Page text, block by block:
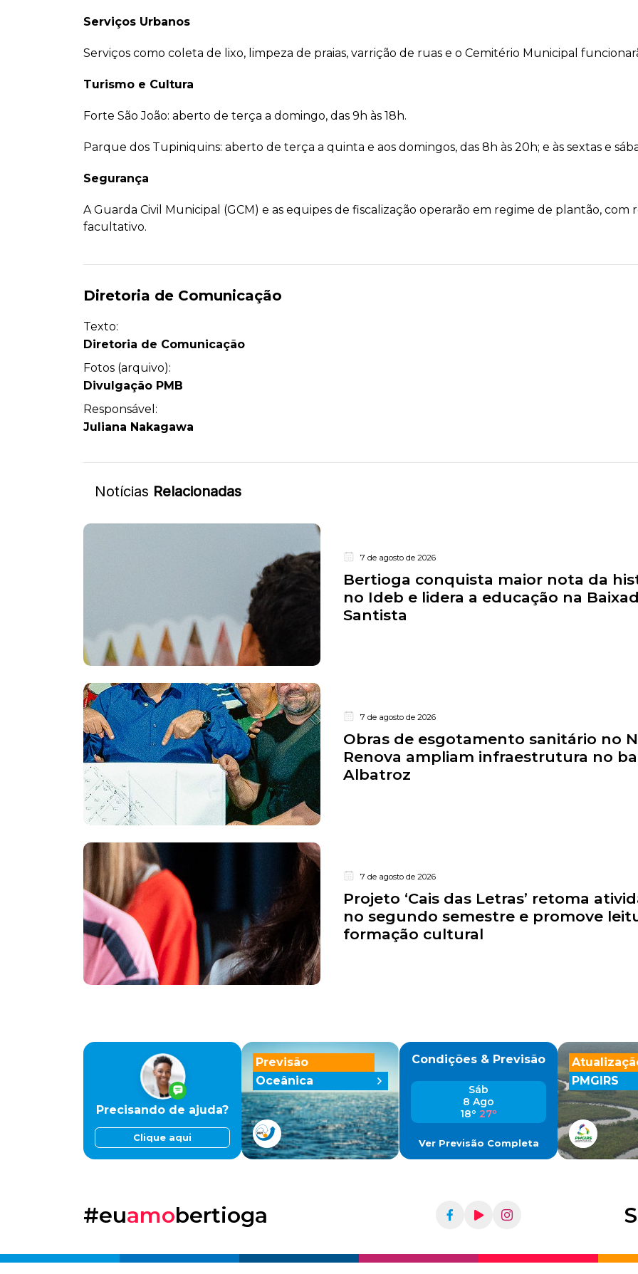
Serviços Urbanos
Serviços como coleta de lixo, limpeza de praias, varrição de ruas e o Cemitério Municipal
Turismo e Cultura
Forte São João: aberto de terça a domingo, das 9h às 18h.
Parque dos Tupiniquins: aberto de terça a quinta e aos domingos, das 8h às 20h; e às sextas e
Segurança
A Guarda Civil Municipal (GCM) e as equipes de fiscalização operarão em regime de plantão,
facultativo.
Diretoria de Comunicação
Texto:
Diretoria de Comunicação
Fotos (arquivo):
Divulgação PMB
Responsável:
Juliana Nakagawa
Notícias Relacionadas
7 de agosto de 2026
Bertioga conquista maior nota da
no Ideb e lidera a educação na
Santista
7 de agosto de 2026
Obras de esgotamento sanitário no
Renova ampliam infraestrutura no
Albatroz
7 de agosto de 2026
Projeto ‘Cais das Letras’ retoma
no segundo semestre e promove
formação cultural
Previsão
Oceânica
Precisando de ajuda?
Clique aqui
Condições & Previsão
Sáb
8 Ago
18º 27º
Ver Previsão Completa
PMGIRS
#euamobertioga